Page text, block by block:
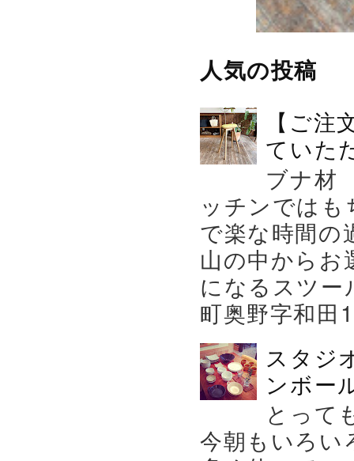
人気の投稿
【ご
ていた
ブナ材
ッチンでは
で楽な時間の
山の中から
になるスツー
町奥野字和
スタジ
ンボー
とって
今朝もいろい